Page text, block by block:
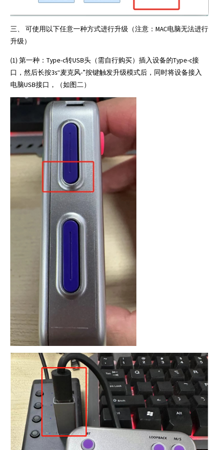
三、 可使用以下任意一种方式进行升级（注意：MAC电脑无法进行
升级）
(1) 第一种：Type-c转USB头（需自行购买）插入设备的Type-c接
口，然后长按3s“麦克风-”按键触发升级模式后，同时将设备接入
电脑USB接口，（如图二）